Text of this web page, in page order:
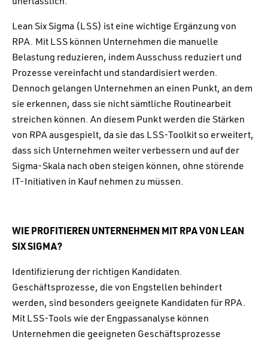
Lean Six Sigma (LSS) ist eine wichtige Ergänzung von
RPA. Mit LSS können Unternehmen die manuelle
Belastung reduzieren, indem Ausschuss reduziert und
Prozesse vereinfacht und standardisiert werden.
Dennoch gelangen Unternehmen an einen Punkt, an dem
sie erkennen, dass sie nicht sämtliche Routinearbeit
streichen können. An diesem Punkt werden die Stärken
von RPA ausgespielt, da sie das LSS-Toolkit so erweitert,
dass sich Unternehmen weiter verbessern und auf der
Sigma-Skala nach oben steigen können, ohne störende
IT-Initiativen in Kauf nehmen zu müssen.
WIE PROFITIEREN UNTERNEHMEN MIT RPA VON LEAN
SIX SIGMA?
Identifizierung der richtigen Kandidaten.
Geschäftsprozesse, die von Engstellen behindert
werden, sind besonders geeignete Kandidaten für RPA.
Mit LSS-Tools wie der Engpassanalyse können
Unternehmen die geeigneten Geschäftsprozesse